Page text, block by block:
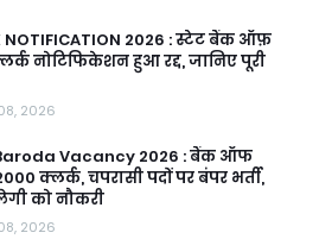
NOTIFICATION 2026 : स्टेट बैंक ऑफ़
नोटिफिकेशन हुआ रद्द, जानिए पूरी
2026
Vacancy 2026 : बैंक ऑफ
क्लर्क, चपरासी पदों पर बंपर भर्ती,
को नौकरी
2026